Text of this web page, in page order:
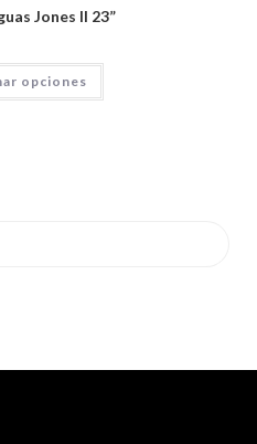
Jones II 23”
opciones